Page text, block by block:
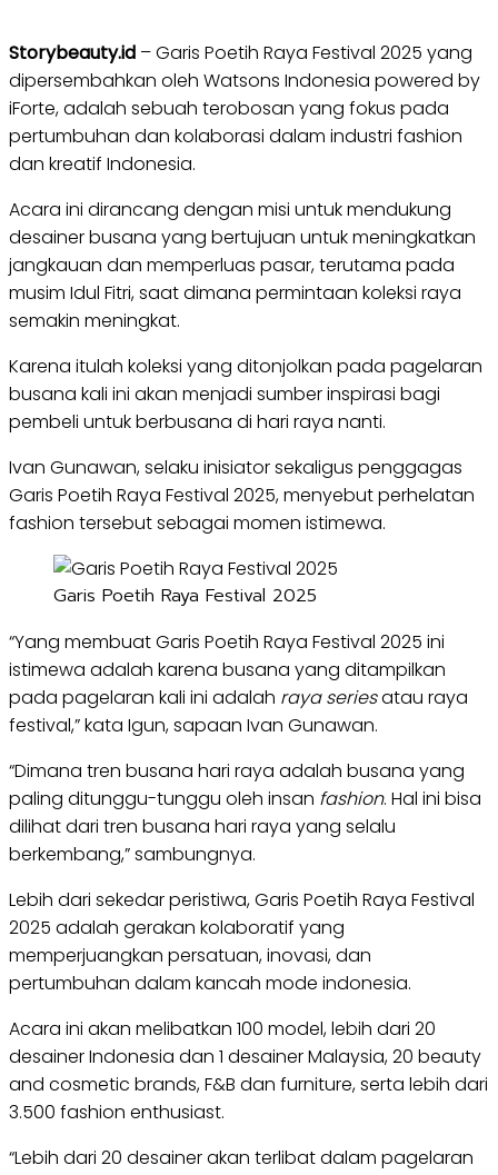
Storybeauty.id – Garis Poetih Raya Festival 2025 yang
dipersembahkan oleh Watsons Indonesia powered by
iForte, adalah sebuah terobosan yang fokus pada
pertumbuhan dan kolaborasi dalam industri fashion
dan kreatif Indonesia.
Acara ini dirancang dengan misi untuk mendukung
desainer busana yang bertujuan untuk meningkatkan
jangkauan dan memperluas pasar, terutama pada
musim Idul Fitri, saat dimana permintaan koleksi raya
semakin meningkat.
Karena itulah koleksi yang ditonjolkan pada pagelaran
busana kali ini akan menjadi sumber inspirasi bagi
pembeli untuk berbusana di hari raya nanti.
Ivan Gunawan, selaku inisiator sekaligus penggagas
Garis Poetih Raya Festival 2025, menyebut perhelatan
fashion tersebut sebagai momen istimewa.
Garis Poetih Raya Festival 2025
“Yang membuat Garis Poetih Raya Festival 2025 ini
istimewa adalah karena busana yang ditampilkan
pada pagelaran kali ini adalah raya seriesatau raya
festival,” kata Igun, sapaan Ivan Gunawan.
“Dimana tren busana hari raya adalah busana yang
paling ditunggu-tunggu oleh insan fashion. Hal ini bisa
dilihat dari tren busana hari raya yang selalu
berkembang,” sambungnya.
Lebih dari sekedar peristiwa, Garis Poetih Raya Festival
2025 adalah gerakan kolaboratif yang
memperjuangkan persatuan, inovasi, dan
pertumbuhan dalam kancah mode indonesia.
Acara ini akan melibatkan 100 model, lebih dari 20
desainer Indonesia dan 1 desainer Malaysia, 20 beauty
and cosmetic brands, F&B dan furniture, serta lebih dari
3.500 fashion enthusiast.
“Lebih dari 20 desainer akan terlibat dalam pagelaran